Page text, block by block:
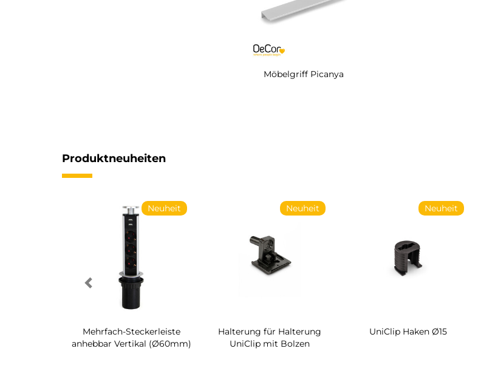
Möbelgriff Picanya
Produktneuheiten
Neuheit
Mehrfach-Steckerleiste
anhebbar Vertikal (Ø60mm)
Neuheit
Halterung für Halterung
UniClip mit Bolzen
Neuheit
UniClip Haken Ø15